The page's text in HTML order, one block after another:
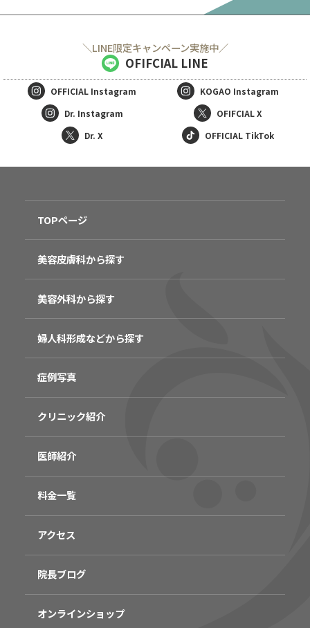
＼LINE限定キャンペーン実施中／
OFIFCIAL LINE
OFFICIAL Instagram KOGAO Instagram
Dr. Instagram
OFIFCIAL X
Dr. X
OFFICIAL TikTok
TOPページ
美容皮膚科から探す
美容外科から探す
婦人科形成などから探す
症例写真
クリニック紹介
医師紹介
料金一覧
アクセス
院長ブログ
オンラインショップ